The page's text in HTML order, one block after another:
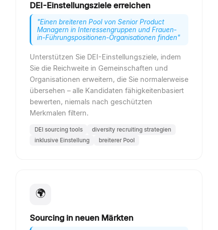
DEI-Einstellungsziele erreichen
"Einen breiteren Pool von Senior Product
Managern in Interessengruppen und Frauen-
in-Führungspositionen-Organisationen finden"
Unterstützen Sie DEI-Einstellungsziele, indem
Sie die Reichweite in Gemeinschaften und
Organisationen erweitern, die Sie normalerweise
übersehen – alle Kandidaten fähigkeitenbasiert
bewerten, niemals nach geschützten
Merkmalen filtern.
DEI sourcing tools
diversity recruiting strategien
inklusive Einstellung
breiterer Pool
🌍
Sourcing in neuen Märkten